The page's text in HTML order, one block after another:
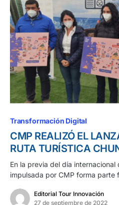
Transformación Digital
CMP REALIZÓ EL
RUTA TURÍSTICA
En la previa del día
impulsada por CMP forma parte
Editorial Tour Innovación
27 de septiembre de 2022